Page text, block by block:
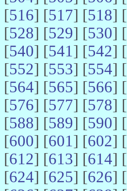
[516] [517] [518] [
[528] [529] [530] [
[540] [541] [542] [
[552] [553] [554] [
[564] [565] [566] [
[576] [577] [578] [
[588] [589] [590] [
[600] [601] [602] [
[612] [613] [614] [
[624] [625] [626] [